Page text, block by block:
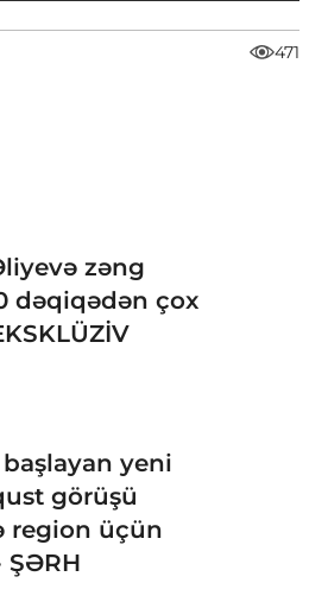
471
zəng
dəqiqədən çox
yeni
görüşü
region üçün
ŞƏRH